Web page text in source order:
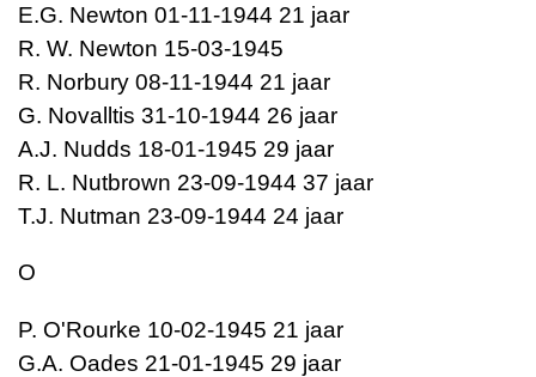
E.G. Newton 01-11-1944 21 jaar
R. W. Newton 15-03-1945
R. Norbury 08-11-1944 21 jaar
G. Novalltis 31-10-1944 26 jaar
A.J. Nudds 18-01-1945 29 jaar
R. L. Nutbrown 23-09-1944 37 jaar
T.J. Nutman 23-09-1944 24 jaar
O
P. O'Rourke 10-02-1945 21 jaar
G.A. Oades 21-01-1945 29 jaar